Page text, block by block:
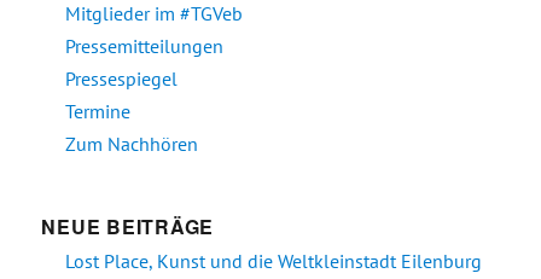
Mitglieder im #TGVeb
Pressemitteilungen
Pressespiegel
Termine
Zum Nachhören
NEUE BEITRÄGE
Lost Place, Kunst und die Weltkleinstadt Eilenburg